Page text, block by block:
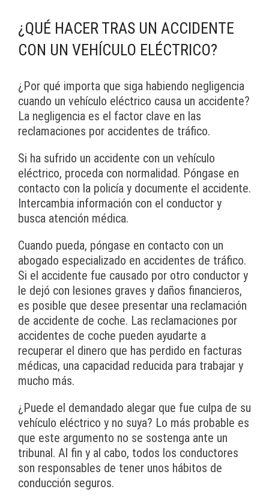
¿QUÉ HACER TRAS UN ACCIDENTE
CON UN VEHÍCULO ELÉCTRICO?
¿Por qué importa que siga habiendo negligencia
cuando un vehículo eléctrico causa un accidente?
La negligencia es el factor clave en las
reclamaciones por accidentes de tráfico.
Si ha sufrido un accidente con un vehículo
eléctrico, proceda con normalidad. Póngase en
contacto con la policía y documente el accidente.
Intercambia información con el conductor y
busca atención médica.
Cuando pueda, póngase en contacto con un
abogado especializado en accidentes de tráfico.
Si el accidente fue causado por otro conductor y
le dejó con lesiones graves y daños financieros,
es posible que desee presentar una reclamación
de accidente de coche. Las reclamaciones por
accidentes de coche pueden ayudarte a
recuperar el dinero que has perdido en facturas
médicas, una capacidad reducida para trabajar y
mucho más.
¿Puede el demandado alegar que fue culpa de su
vehículo eléctrico y no suya? Lo más probable es
que este argumento no se sostenga ante un
tribunal. Al fin y al cabo, todos los conductores
son responsables de tener unos hábitos de
conducción seguros.